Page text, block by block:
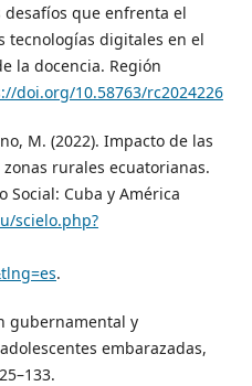
desafíos que enfrenta el
tecnologías digitales en el
la docencia. Región
doi.org/10.58763/rc2024226
M. (2022). Impacto de las
rurales ecuatorianas.
Social: Cuba y América
scielo.php?
.
gubernamental y
embarazadas,